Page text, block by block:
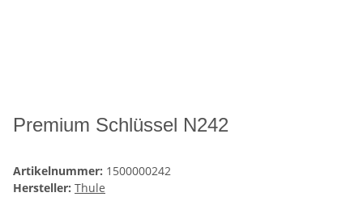
Premium Schlüssel N242
Artikelnummer: 1500000242
Hersteller: Thule